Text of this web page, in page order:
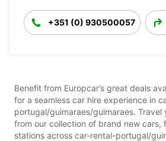
+351 (0) 930500057
Benefit from Europcar’s great deals
for a seamless car hire experience in
portugal/guimaraes/guimaraes. Travel
from our collection of brand new cars,
stations across car-rental-portugal/